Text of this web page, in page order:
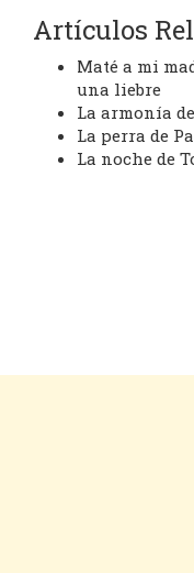
Artículos
Maté a mi
una liebre
La armonía
La perra de
La noche de